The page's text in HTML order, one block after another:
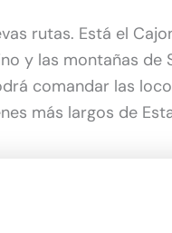
rutas. Está el
y las montañas de
comandar las
más largos de